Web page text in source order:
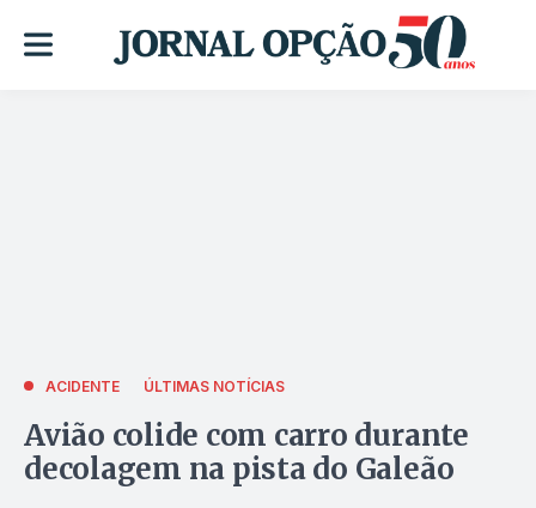
ACIDENTE ÚLTIMAS NOTÍCIAS
Avião colide com carro durante
decolagem na pista do Galeão